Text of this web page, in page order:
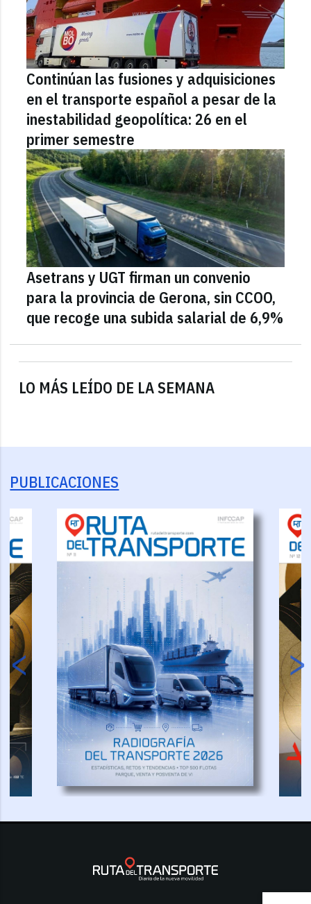
LO MÁS LEÍDO DE LA SEMANA
Continúan las fusiones y adquisiciones
en el transporte español a pesar de la
inestabilidad geopolítica: 26 en el
primer semestre
Asetrans y UGT firman un convenio
para la provincia de Gerona, sin CCOO,
que recoge una subida salarial de 6,9%
PUBLICACIONES